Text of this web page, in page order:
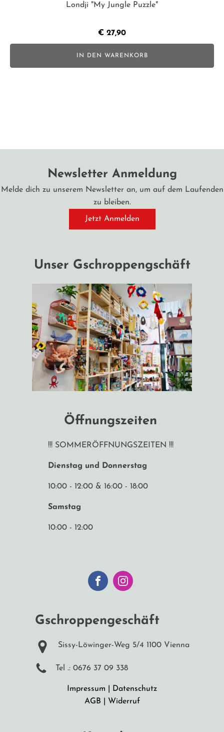
Londji "My Jungle Puzzle"
€ 27,90
IN DEN WARENKORB
Newsletter Anmeldung
Melde dich zu unserem Newsletter an, um auf dem Laufenden
zu bleiben.
Jetzt Anmelden
Unser Gschroppengschäft
Öffnungszeiten
!!! SOMMERÖFFNUNGSZEITEN !!!
Dienstag und Donnerstag
10:00 - 12:00 & 16:00 - 18:00
Samstag
10:00 - 12:00
Gschroppengeschäft
Sissy-Löwinger-Weg 5/4 1100 Vienna
Tel .: 0676 37 09 338
Impressum
Datenschutz
AGB
Widerruf